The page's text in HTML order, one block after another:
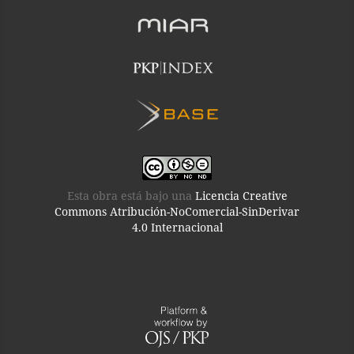
Esta obra está bajo una Licencia Creative
Commons Atribución-NoComercial-SinDerivar
4.0 Internacional